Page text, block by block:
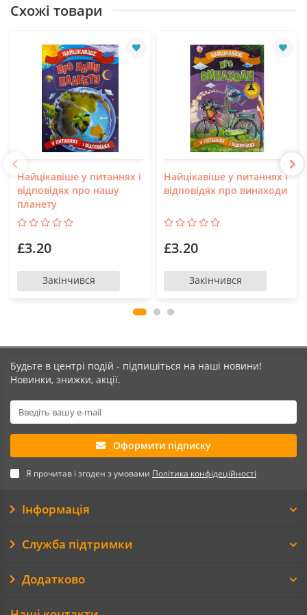
Схожі товари
Найцікавіше у питаннях і
відповідях про нашу
планету
£3.20
Закінчився
Найцікавіше у питаннях і
відповідях про винаходи
£3.20
Закінчився
Будьте в центрі подій - підпишіться на наші новини!
Новинки, знижки, акції.
Оформити підписку
Я прочитав і згоден з умовами Політика конфідеційності
Інформація
Служба підтримки
Додатково